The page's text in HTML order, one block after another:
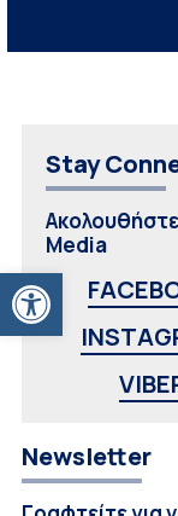
Ανοίξτε τη γραμμή
Stay
Media
Newsletter